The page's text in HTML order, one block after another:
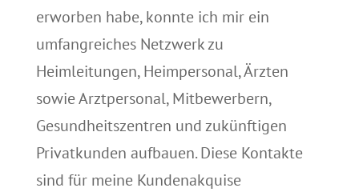
erworben habe, konnte ich mir ein
umfangreiches Netzwerk zu
Heimleitungen, Heimpersonal, Ärzten
sowie Arztpersonal, Mitbewerbern,
Gesundheitszentren und zukünftigen
Privatkunden aufbauen. Diese Kontakte
sind für meine Kundenakquise